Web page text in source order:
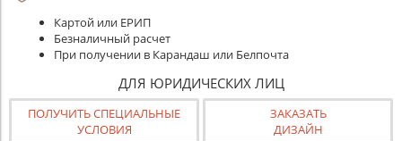
Картой или ЕРИП
Безналичный расчет
При получении в Карандаш или Белпочта
ДЛЯ ЮРИДИЧЕСКИХ ЛИЦ
ПОЛУЧИТЬ СПЕЦИАЛЬНЫЕ
УСЛОВИЯ
ЗАКАЗАТЬ
ДИЗАЙН